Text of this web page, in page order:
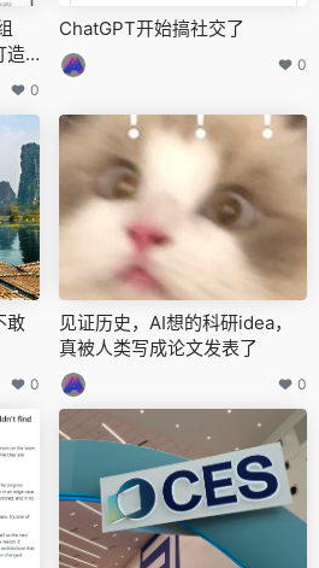
造
0
ChatGPT开始搞社交了
0
敢
0
见证历史，AI想的科研idea，
真被人类写成论文发表了
0